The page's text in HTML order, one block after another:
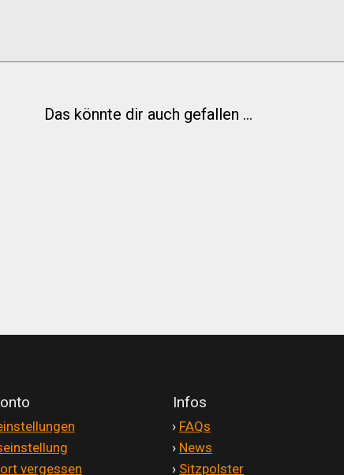
Das könnte dir auch gefallen …
vergessen
Infos
› FAQs
› News
› Sitzpolster